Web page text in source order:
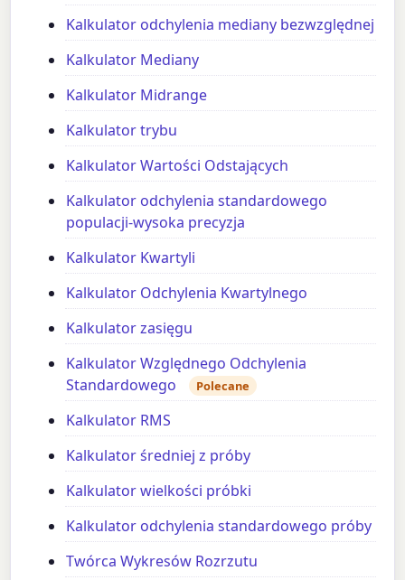
Kalkulator odchylenia mediany bezwzględnej
Kalkulator Mediany
Kalkulator Midrange
Kalkulator trybu
Kalkulator Wartości Odstających
Kalkulator odchylenia standardowego
populacji-wysoka precyzja
Kalkulator Kwartyli
Kalkulator Odchylenia Kwartylnego
Kalkulator zasięgu
Kalkulator Względnego Odchylenia
Standardowego
Polecane
Kalkulator RMS
Kalkulator średniej z próby
Kalkulator wielkości próbki
Kalkulator odchylenia standardowego próby
Twórca Wykresów Rozrzutu